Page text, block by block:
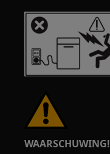
WAARSCHUWING!